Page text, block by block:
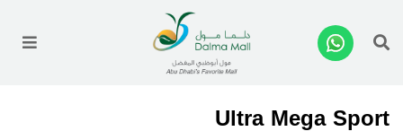
Ultra Mega Sport